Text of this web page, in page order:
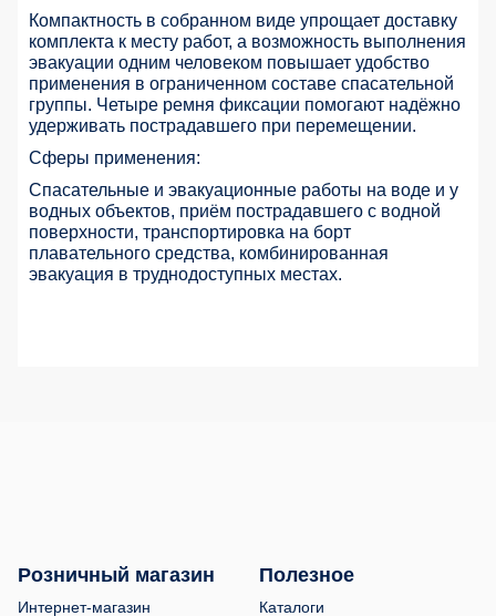
Компактность в собранном виде упрощает доставку
комплекта к месту работ, а возможность выполнения
эвакуации одним человеком повышает удобство
применения в ограниченном составе спасательной
группы. Четыре ремня фиксации помогают надёжно
удерживать пострадавшего при перемещении.
Сферы применения:
Спасательные и эвакуационные работы на воде и у
водных объектов, приём пострадавшего с водной
поверхности, транспортировка на борт
плавательного средства, комбинированная
эвакуация в труднодоступных местах.
Розничный магазин
Интернет-магазин
Полезное
Каталоги